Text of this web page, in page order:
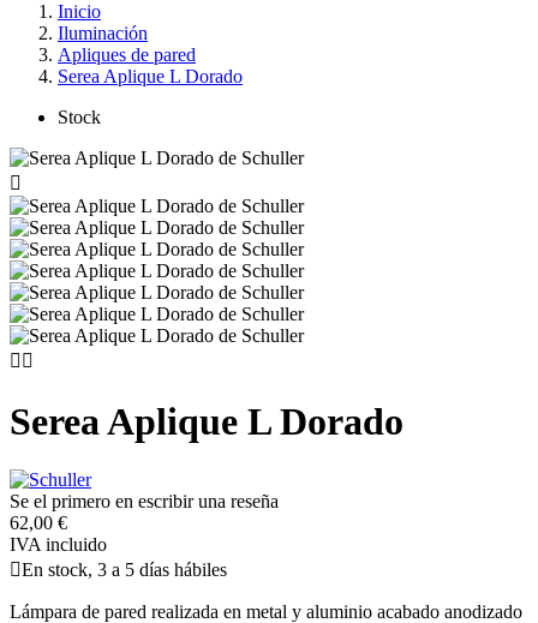
Inicio
Iluminación
Apliques de pared
Serea Aplique L Dorado
Stock

 
Serea Aplique L Dorado
Se el primero en escribir una reseña
62,00 €
IVA incluido
En stock, 3 a 5 días hábiles
Lámpara de pared realizada en metal y aluminio acabado anodizado